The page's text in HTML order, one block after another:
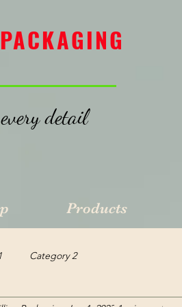
detail
Products
Category 2